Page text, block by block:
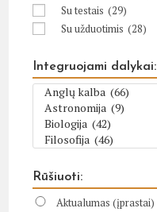
Su testais (29)
Su užduotimis (28)
Integruojami dalykai:
Rūšiuoti:
Aktualumas (įprastai)